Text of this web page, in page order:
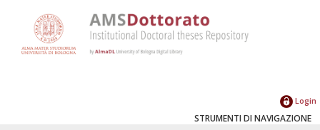
Login
STRUMENTI DI NAVIGAZIONE